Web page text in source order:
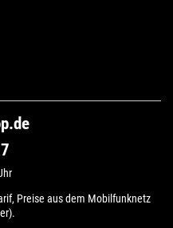
Preise aus dem Mobilfunknetz